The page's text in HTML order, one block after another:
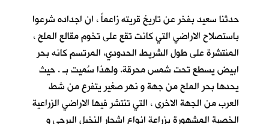
حدثنا سعيد بفخر عن تاريخ قريته زاعماً ، ان اجداده شرعوا
باستصلاح الاراضي التي كانت تقع على تخوم مقالع الملح ،
المنتشرة على طول الشريط الحدودي، المرتسم كانه بحر
ابيض يسطع تحت شمس محرقة. ولهذا سُميت بـ. حيث
يحدها بحر الملح من جهة و نهر صغير يتفرع من شط
العرب من الجهة الاخرى ، التي تنتشر فيها الاراضي الزراعية
الخصبة المشهورة بزراعة انواع اشجار النخيل البرحي و